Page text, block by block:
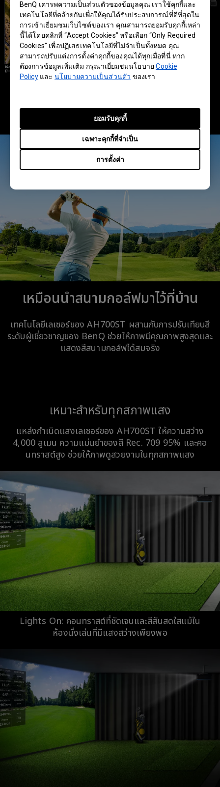
BenQ เคารพความเป็นส่วนตัวของข้อมูลคุณ เราใช้คุกกี้และ
เทคโนโลยีที่คล้ายกันเพื่อให้คุณได้รับประสบการณ์ที่ดีที่สุดใน
การเข้าเยี่ยมชมเว็บไซต์ของเรา คุณสามารถยอมรับคุกกี้เหล่า
นี้ได้โดยคลิกที่ “Accept Cookies” หรือเลือก “Only Required
Cookies” เพื่อปฏิเสธเทคโนโลยีที่ไม่จำเป็นทั้งหมด คุณ
สามารถปรับแต่งการตั้งค่าคุกกี้ของคุณได้ทุกเมื่อที่นี่ หาก
ต้องการข้อมูลเพิ่มเติม กรุณาเยี่ยมชมนโยบายCookie
Policyและนโยบายความเป็นส่วนตัว ของเรา
การตั้งค่า
เฉพาะคุกกี้ที่จำเป็น
ยอมรับคุกกี้
เหมือนนำสนามกอล์ฟมาไว้ที่บ้าน
เทคโนโลยีเลเซอร์ของ AH700ST ผสานกับการปรับเทียบสี
ระดับผู้เชี่ยวชาญของ BenQ ช่วยให้ภาพมีคุณภาพสูงสุดและ
แสดงสีสนามกอล์ฟได้สมจริง
เหมาะสำหรับทุกสภาพแสง
แหล่งกำเนิดแสงเลเซอร์ของ AH700ST ให้ความสว่าง
4,000 ลูเมน ความแม่นยำของสี Rec. 709 95% และคอ
นทราสต์สูง ช่วยให้ภาพดูสวยงามในทุกสภาพแสง
Lights On: คอนทราสต์ที่ชัดเจนและสีสันสดใสแม้ใน
ห้องนั่งเล่นที่มีแสงสว่างเพียงพอ